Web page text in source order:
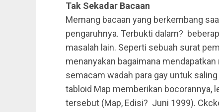
Tak Sekadar Bacaan
Memang bacaan yang berkembang
pengaruhnya. Terbukti dalam?
masalah lain. Seperti sebuah surat
menanyakan bagaimana
semacam wadah para gay untuk
tabloid Map memberikan bocorannya,
tersebut (Map, Edisi? Juni 1999).